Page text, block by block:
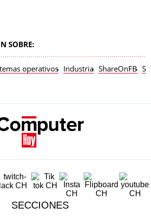
SOBRE:
operativos Industria ShareOnFB
SECCIONES